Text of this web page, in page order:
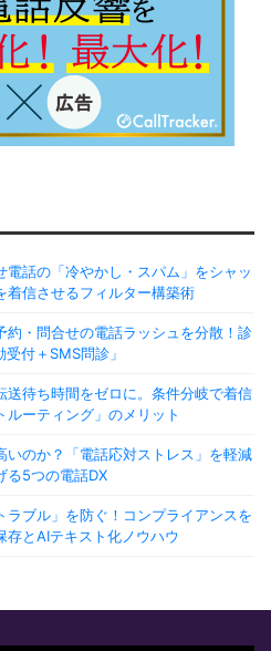
電話の「冷やかし・スパム」をシャッ
着信させるフィルター構築術
約・問合せの電話ラッシュを分散！診
付＋SMS問診」
送待ち時間をゼロに。条件分岐で着信
ーティング」のメリット
のか？「電話応対ストレス」を軽減
る5つの電話DX
ラブル」を防ぐ！コンプライアンスを
とAIテキスト化ノウハウ